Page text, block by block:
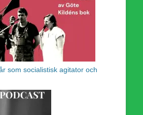
som socialistisk agitator och